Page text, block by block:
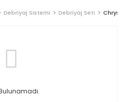
Debriyaj Sistemi Debriyaj Seti